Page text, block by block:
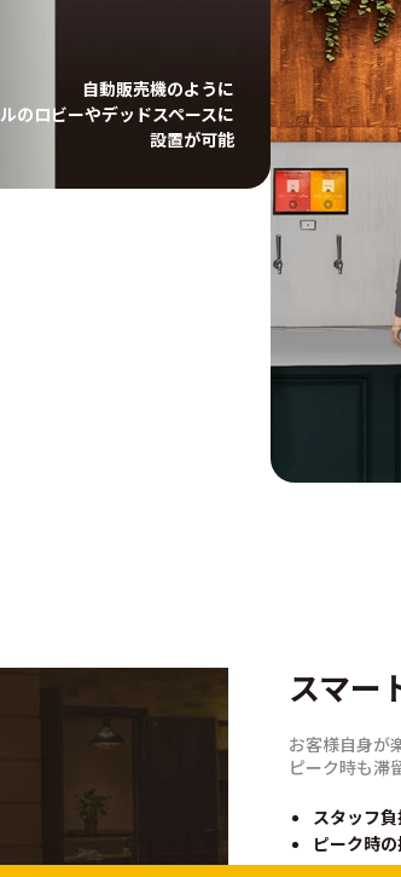
自動販売機のように
のロビーやデッドスペースに
設置が可能
スマー
お客様自身が
ピーク時も滞
スタッフ
ピーク時
“注ぐ
自分で選ん
量と金額が見
飲み比
好きなものを
量り売りなの